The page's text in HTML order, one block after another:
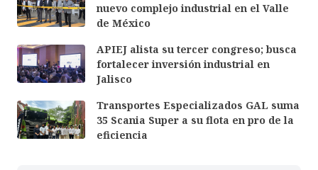
nuevo complejo industrial en el Valle
de México
APIEJ alista su tercer congreso; busca
fortalecer inversión industrial en
Jalisco
Transportes Especializados GAL suma
35 Scania Super a su flota en pro de la
eficiencia